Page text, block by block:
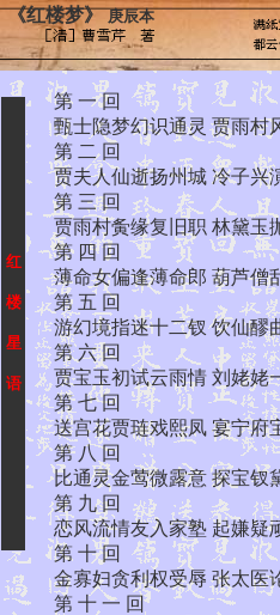
红
楼
星
语
第 一 回
甄士隐梦幻识通灵 贾雨村
第 二 回
贾夫人仙逝扬州城 冷子兴
第 三 回
贾雨村夤缘复旧职 林黛玉
第 四 回
薄命女偏逢薄命郎 葫芦僧
第 五 回
游幻境指迷十二钗 饮仙醪
第 六 回
贾宝玉初试云雨情 刘姥姥
第 七 回
送宫花贾琏戏熙凤 宴宁府
第 八 回
比通灵金莺微露意 探宝钗
第 九 回
恋风流情友入家塾 起嫌疑
第 十 回
金寡妇贪利权受辱 张太医
第 十 一 回
《红楼梦》庚辰本